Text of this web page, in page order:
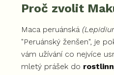
Proč zvolit
Maca peruánská
"Peruánský ženšen", je
vám užívání co nejvíce
mletý prášek do